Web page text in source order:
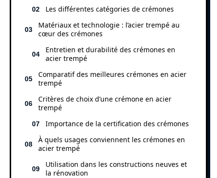
Les différentes catégories de crémones
Matériaux et technologie : l’acier trempé au
cœur des crémones
Entretien et durabilité des crémones en
acier trempé
Comparatif des meilleures crémones en acier
trempé
Critères de choix d’une crémone en acier
trempé
Importance de la certification des crémones
À quels usages conviennent les crémones en
acier trempé
Utilisation dans les constructions neuves et
la rénovation